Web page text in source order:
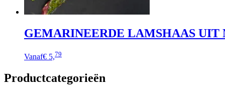
GEMARINEERDE LAMSHAAS UIT
Vanaf€ 5,79
meerdere
Productcategorieën